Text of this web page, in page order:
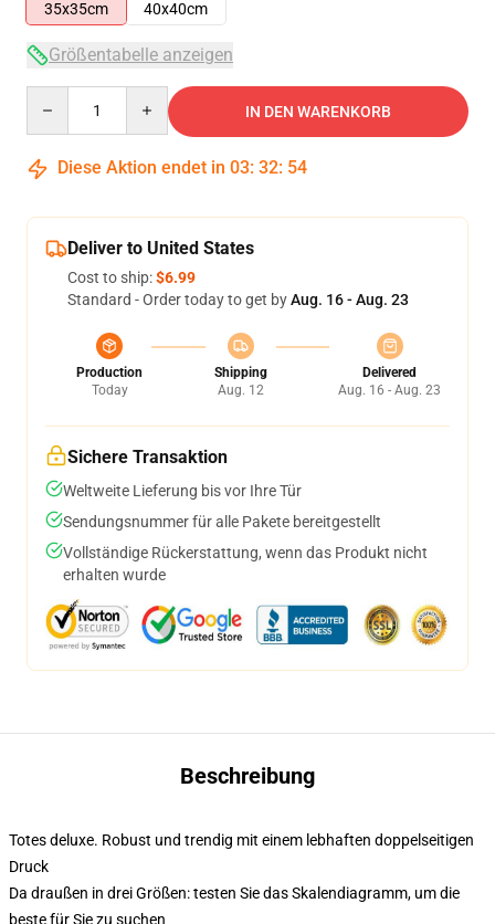
35x35cm
40x40cm
Größentabelle anzeigen
IN DEN WARENKORB
Diese Aktion endet in 03: 32: 54
Deliver to United States
Cost to ship:$6.99
Standard - Order today to get byAug. 16 - Aug. 23
Production
Today
Shipping
Aug. 12
Delivered
Aug. 16 - Aug. 23
Sichere Transaktion
Weltweite Lieferung bis vor Ihre Tür
Sendungsnummer für alle Pakete bereitgestellt
Vollständige Rückerstattung, wenn das Produkt nicht
erhalten wurde
Beschreibung
Totes deluxe. Robust und trendig mit einem lebhaften doppelseitigen
Druck
Da draußen in drei Größen: testen Sie das Skalendiagramm, um die
beste für Sie zu suchen